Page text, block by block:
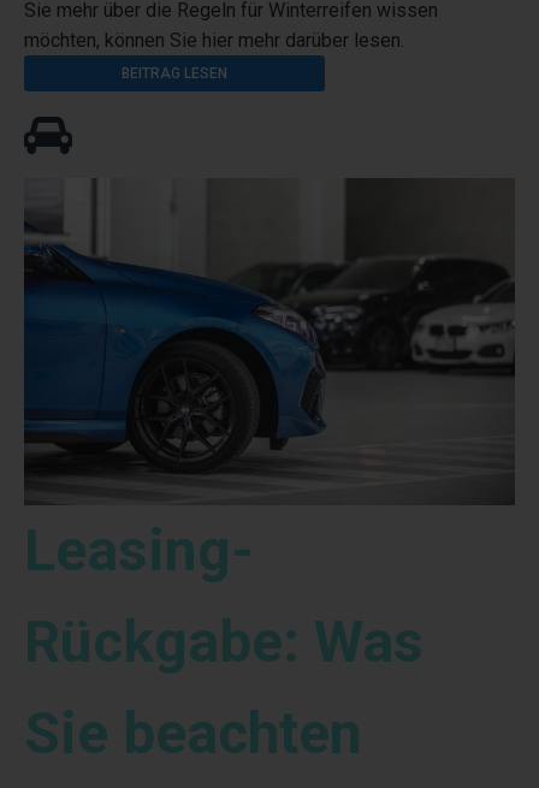
Sie mehr über die Regeln für Winterreifen wissen
möchten, können Sie hier mehr darüber lesen.
BEITRAG LESEN
Leasing-
Rückgabe: Was
Sie beachten